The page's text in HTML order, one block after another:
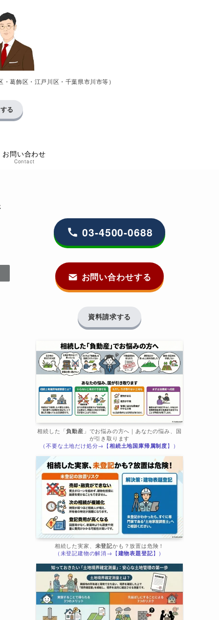
葛飾区・江戸川区・千葉県市川市等）
お問い合わせ
Contact
る
03-4500-0688
お問い合わせする
資料請求する
相続した「負動産 」でお悩みの方へ｜あなたの悩み、国
が引き取ります
（不要な土地だけ処分→【相続土地国庫帰属制度】）
相続した実家、 未登記かも？放置は危険！
（未登記建物の解消→【建物表題登記】）